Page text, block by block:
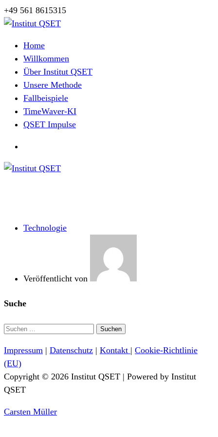
Zum
Inhalt
+49 561 8615315
Herzlich Willkommen
Home
Willkommen
Über Institut QSET
Unsere Methode
Fallbeispiele
TimeWaver-KI
QSET Impulse
Technologie
Veröffentlicht von
Suche
Suchen
Impressum | Datenschutz | Kontakt | Cookie-Richtlinie
(EU)
Copyright © 2026 Institut QSET | Powered by Institut
QSET
Carsten Müller